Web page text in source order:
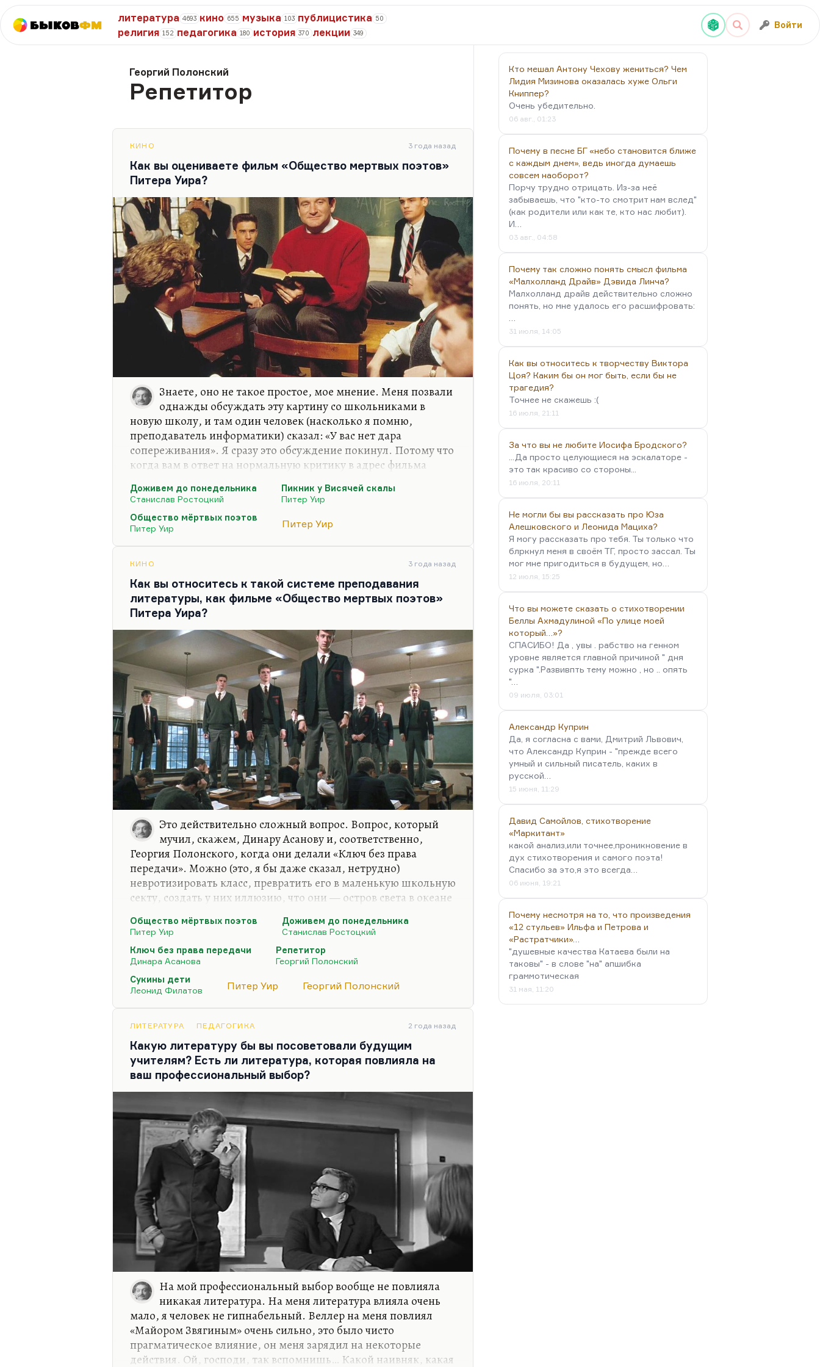
БыковФМ
литература 4693 кино 655 музыка 103 публицистика 50
религия 152 педагогика 180 история 370 лекции 349
Войти
Георгий Полонский
Репетитор
КИНО 3 года назад
Как вы оцениваете фильм «Общество мертвых поэтов»
Питера Уира?
Знаете, оно не такое простое, мое мнение. Меня позвали
однажды обсуждать эту картину со школьниками в
новую школу, и там один человек (насколько я помню,
преподаватель информатики) сказал: «У вас нет дара
сопереживания». Я сразу это обсуждение покинул. Потому что
когда вам в ответ на нормальную критику в адрес фильма
единственное, что вы можете сделать — это свернуть свое
участие в этом мероприятии.
Я не люблю фильм «Общество мертвых поэтов». То есть я
режиссер, кстати, много способствовавший мифологизации
вымышленной…
Доживем до понедельника
Станислав Ростоцкий
Пикник у Висячей скалы
Питер Уир
Общество мёртвых поэтов
Питер Уир
Питер Уир
КИНО 3 года назад
Как вы относитесь к такой системе преподавания
литературы, как фильме «Общество мертвых поэтов»
Питера Уира?
Это действительно сложный вопрос. Вопрос, который
мучил, скажем, Динару Асанову и, соответственно,
Георгия Полонского, когда они делали «Ключ без права
передачи». Можно (это, я бы даже сказал, нетрудно)
невротизировать класс, превратить его в маленькую школьную
секту, создать у них иллюзию, что они — остров света в океане
экстетизировать такую группу читателей. У меня был такой
опыт. Когда вы действительно внушаете этим детям, что они
самые умные, они действительно становятся самыми умными
на какое-то время, но сильно затрудняется их общение с
коллегами и сверстниками. Они ступают на чрезвычайно
опасный путь. Да, «Общество мертвых поэтов» —…
Общество мёртвых поэтов
Питер Уир
Доживем до понедельника
Станислав Ростоцкий
Ключ без права передачи
Динара Асанова
Репетитор
Георгий Полонский
Сукины дети
Леонид Филатов
Питер Уир Георгий Полонский
ЛИТЕРАТУРА ПЕДАГОГИКА 2 года назад
Какую литературу бы вы посоветовали будущим
учителям? Есть ли литература, которая повлияла на
ваш профессиональный выбор?
На мой профессиональный выбор вообще не повлияла
никакая литература. На меня литература влияла очень
мало, я человек не гипнабельный. Веллер на меня повлиял
«Майором Звягиным» очень сильно, это было чисто
прагматическое влияние, он меня зарядил на некоторые
действия. Ой, господи, так вспомнишь… Какой наивняк, какая
Кто мешал Антону Чехову жениться? Чем
Лидия Мизинова оказалась хуже Ольги
Книппер?
Очень убедительно.
06 авг., 01:23
Почему в песне БГ «небо становится ближе
с каждым днем», ведь иногда думаешь
совсем наоборот?
Порчу трудно отрицать. Из-за неё
забываешь, что "кто-то смотрит нам вслед"
(как родители или как те, кто нас любит).
И…
03 авг., 04:58
Почему так сложно понять смысл фильма
«Малхолланд Драйв» Дэвида Линча?
Малхолланд драйв действительно сложно
понять, но мне удалось его расшифровать:
31 июля, 14:05
Как вы относитесь к творчеству Виктора
Цоя? Каким бы он мог быть, если бы не
трагедия?
Точнее не скажешь :(
16 июля, 21:11
За что вы не любите Иосифа Бродского?
...Да просто целующиеся на эскалаторе -
это так красиво со стороны...
16 июля, 20:11
Не могли бы вы рассказать про Юза
Алешковского и Леонида Мациха?
Я могу рассказать про тебя. Ты только что
блркнул меня в своём ТГ, просто зассал. Ты
мог мне пригодиться в будущем, но…
12 июля, 15:25
Что вы можете сказать о стихотворении
Беллы Ахмадулиной «По улице моей
который…»?
СПАСИБО! Да , увы . рабство на генном
уровне является главной причиной " дня
сурка ".Развивпть тему можно , но .. опять
"…
09 июля, 03:01
Александр Куприн
Да, я согласна с вами, Дмитрий Львович,
что Александр Куприн - "прежде всего
умный и сильный писатель, каких в
русской…
15 июня, 11:29
Давид Самойлов, стихотворение
«Маркитант»
какой анализ,или точнее,проникновение в
дух стихотворения и самого поэта!
Спасибо за это,я это всегда…
06 июня, 19:21
Почему несмотря на то, что произведения
«12 стульев» Ильфа и Петрова и
«Растратчики»…
"душевные качества Катаева были на
таковы" - в слове "на" апшибка
граммотическая
31 мая, 11:20